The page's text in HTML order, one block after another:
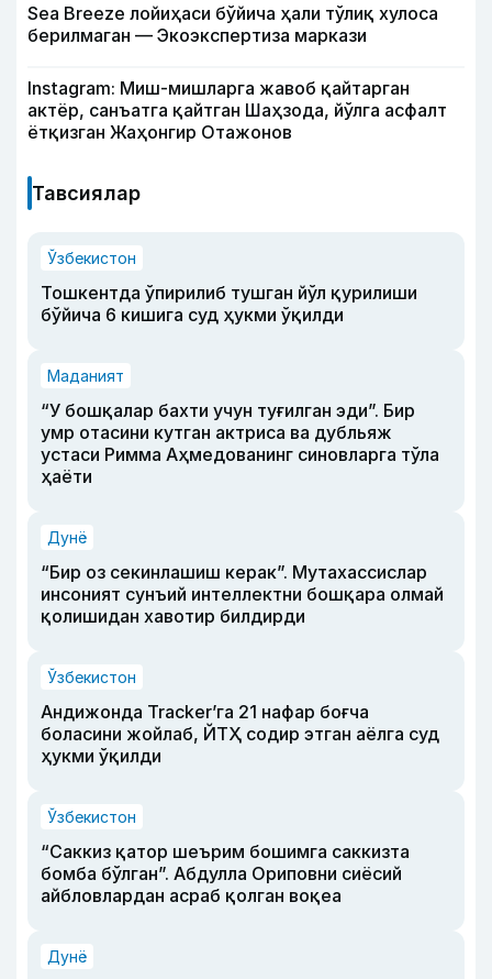
Sea Breeze лойиҳаси бўйича ҳали тўлиқ хулоса
берилмаган — Экоэкспертиза маркази
Instagram: Миш-мишларга жавоб қайтарган
актёр, санъатга қайтган Шаҳзода, йўлга асфалт
ётқизган Жаҳонгир Отажонов
Тавсиялар
Ўзбекистон
Тошкентда ўпирилиб тушган йўл қурилиши
бўйича 6 кишига суд ҳукми ўқилди
Маданият
“У бошқалар бахти учун туғилган эди”. Бир
умр отасини кутган актриса ва дубльяж
устаси Римма Аҳмедованинг синовларга тўла
ҳаёти
Дунё
“Бир оз секинлашиш керак”. Мутахассислар
инсоният сунъий интеллектни бошқара олмай
қолишидан хавотир билдирди
Ўзбекистон
Андижонда Tracker’га 21 нафар боғча
боласини жойлаб, ЙТҲ содир этган аёлга суд
ҳукми ўқилди
Ўзбекистон
“Саккиз қатор шеърим бошимга саккизта
бомба бўлган”. Абдулла Ориповни сиёсий
айбловлардан асраб қолган воқеа
Дунё